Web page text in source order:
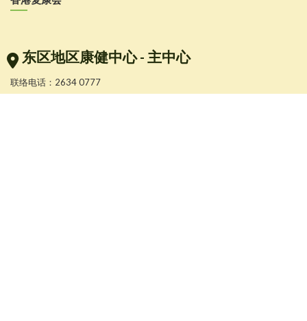
东区地区康健中心 - 主中心
联络电话：2634 0777